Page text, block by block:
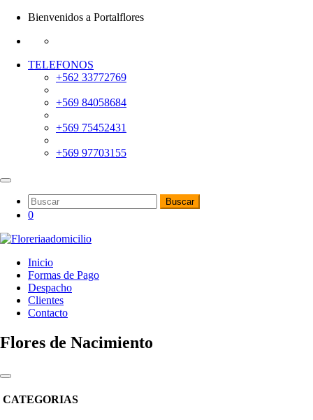
Bienvenidos a Portalflores
TELEFONOS
+562 33772769
+569 84058684
+569 75452431
+569 97703155
Buscar
0
Inicio
Formas de Pago
Despacho
Clientes
Contacto
Flores de Nacimiento
CATEGORIAS